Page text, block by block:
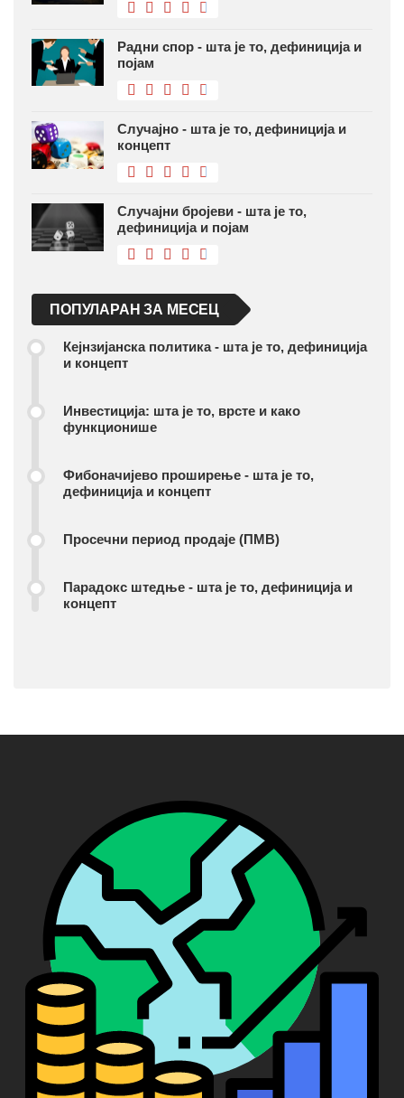
Радни спор - шта је то, дефиниција и
појам
Случајно - шта је то, дефиниција и
концепт
Случајни бројеви - шта је то,
дефиниција и појам
ПОПУЛАРАН ЗА МЕСЕЦ
Кејнзијанска политика - шта је то, дефиниција
и концепт
Инвестиција: шта је то, врсте и како
функционише
Фибоначијево проширење - шта је то,
дефиниција и концепт
Просечни период продаје (ПМВ)
Парадокс штедње - шта је то, дефиниција и
концепт